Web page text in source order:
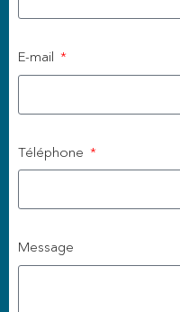
E-mail
Téléphone
Message